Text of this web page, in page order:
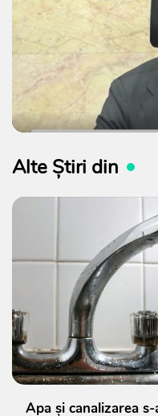
Alte Știri din
Apa și canalizarea